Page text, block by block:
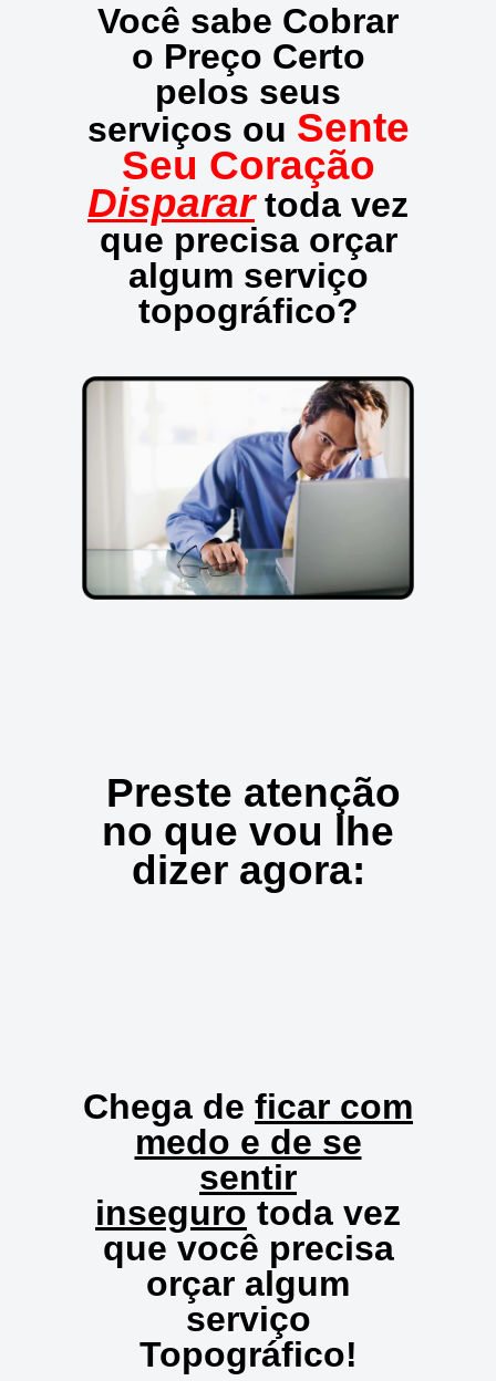
Você sabe Cobrar
o Preço Certo
pelos seus
serviços ou Sente
Seu Coração
Disparartoda vez
que precisa orçar
algum serviço
topográfico?
Preste atenção
no que vou lhe
dizer agora:
Chega de ficar com
medo e de se
sentir
inseguro toda vez
que você precisa
orçar algum
serviço
Topográfico!